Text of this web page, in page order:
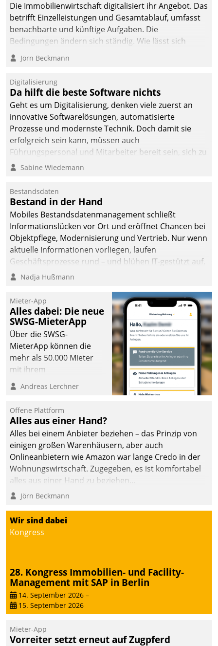
Die Immobilienwirtschaft digitalisiert ihr Angebot. Das
betrifft Einzelleistungen und Gesamtablauf, umfasst
benachbarte und künftige Aufgaben. Die
Bedingungen ändern sich ständig. Wie lässt sich
technisch die Kontrolle wahren und zugleich Freiraum
fürs Wachsen öffnen?
Jörn Beckmann
Digitalisierung
Da hilft die beste Software nichts
Geht es um Digitalisierung, denken viele zuerst an
innovative Softwarelösungen, automatisierte
Prozesse und modernste Technik. Doch damit sie
erfolgreich sein kann, müssen auch
Führungspersonal und Mitarbeiter bereit sein, sich zu
verändern und anzupassen, sonst werden sie an ihr
Sabine Wiedemann
Bestandsdaten
Bestand in der Hand
Mobiles Bestandsdatenmanagement schließt
Informationslücken vor Ort und eröffnet Chancen bei
Objektpflege, Modernisierung und Vertrieb. Nur wenn
aktuelle Informationen vorliegen, laufen
Geschäftsprozesse rund – und blühen IT-gestützt auf.
Nadja Hußmann
Mieter-App
Alles dabei: Die neue
SWSG-MieterApp
Über die SWSG-
MieterApp können die
mehr als 50.000 Mieter
mit ihrem
Wohnungsunternehmen
kommunizieren, auf dem
einsehen und ändern
oder
Schadensmeldungen
abgeben – rund um die
Uhr.
Andreas Lerchner
Offene Plattform
Alles aus einer Hand?
Alles bei einem Anbieter beziehen – das Prinzip von
einigen großen Warenhäusern, aber auch
Onlineanbietern wie Amazon war lange Credo in der
Wohnungswirtschaft. Zugegeben, es ist komfortabel
alles aus einer Hand zu beziehen...
Jörn Beckmann
Wir sind dabei
Kongress
28. Kongress Immobilien- und Facility-
Management mit SAP in Berlin
14. September 2026 –
15. September 2026
Mieter-App
Vorreiter setzt erneut auf Zugpferd